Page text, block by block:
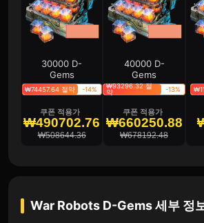
30000 D-
Gems
₩74457.64 절약 -14%
쿠폰 적용가
₩490702.76
₩508644.36
40000 D-
Gems
₩93296.32 절
약
-13%
쿠폰 적용가
₩660250.88
₩678192.48
War Robots D-Gems세부 정